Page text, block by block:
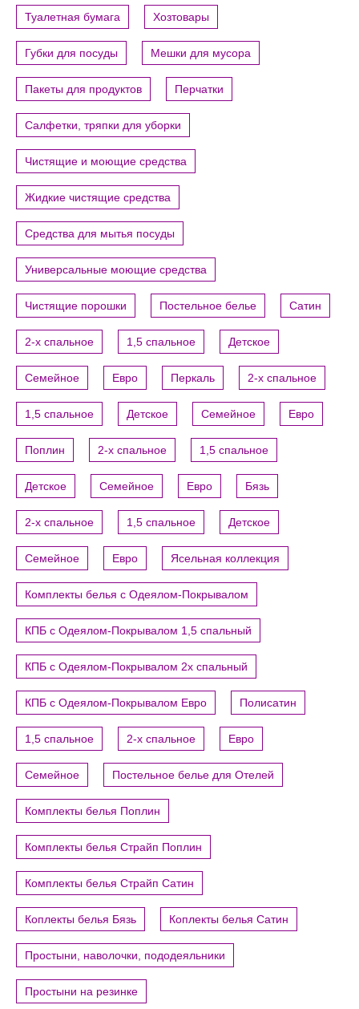
Туалетная бумага Хозтовары
Губки для посуды Мешки для мусора
Пакеты для продуктов Перчатки
Салфетки, тряпки для уборки
Чистящие и моющие средства
Жидкие чистящие средства
Средства для мытья посуды
Универсальные моющие средства
Чистящие порошки Постельное белье Сатин
2-х спальное 1,5 спальное Детское
Семейное Евро Перкаль 2-х спальное
1,5 спальное Детское Семейное Евро
Поплин 2-х спальное 1,5 спальное
Детское Семейное Евро Бязь
2-х спальное 1,5 спальное Детское
Семейное Евро Ясельная коллекция
Комплекты белья с Одеялом-Покрывалом
КПБ с Одеялом-Покрывалом 1,5 спальный
КПБ с Одеялом-Покрывалом 2х спальный
КПБ с Одеялом-Покрывалом Евро Полисатин
1,5 спальное 2-х спальное Евро
Семейное Постельное белье для Отелей
Комплекты белья Поплин
Комплекты белья Страйп Поплин
Комплекты белья Страйп Сатин
Коплекты белья Бязь Коплекты белья Сатин
Простыни, наволочки, пододеяльники
Простыни на резинке